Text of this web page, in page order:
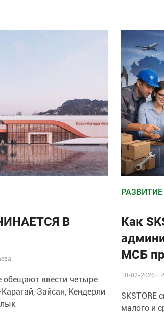
В
обещают ввести четыре
Зайсан, Кендерли
РАЗВИТИЕ
Как
МСБ
10-02-2026–
SKSTORE
малого и